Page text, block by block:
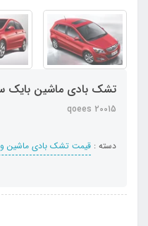
تشک بادی ماشین بایک
qoees 20015
دسته : قیمت تشک بادی ماشین و